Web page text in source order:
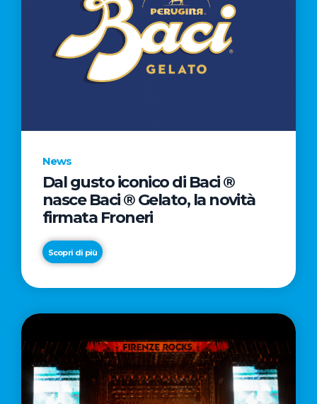
News
Dal gusto iconico di Baci ®
nasce Baci ® Gelato, la novità
firmata Froneri
Scopri di più